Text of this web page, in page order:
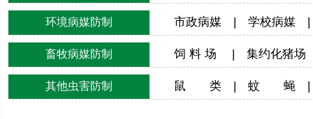
环境病媒防制 市政病媒 | 学校病媒 |
畜牧病媒防制 饲 料 场 | 集约化猪场
其他虫害防制 鼠 类 | 蚊 蝇 |